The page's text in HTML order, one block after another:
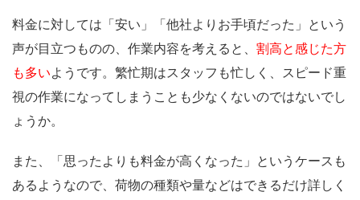
料金に対しては「安い」「他社よりお手頃だった」という
声が目立つものの、作業内容を考えると、 割高と感じた方
も多いようです。繁忙期はスタッフも忙しく、スピード重
視の作業になってしまうことも少なくないのではないでし
ょうか。
また、「思ったよりも料金が高くなった」というケースも
あるようなので、荷物の種類や量などはできるだけ詳しく